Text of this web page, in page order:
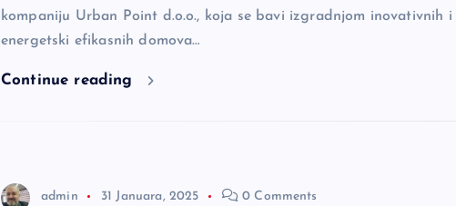
kompaniju Urban Point d.o.o., koja se bavi izgradnjom inovativnih i
energetski efikasnih domova…
Continue reading
admin 31 Januara, 2025 0 Comments